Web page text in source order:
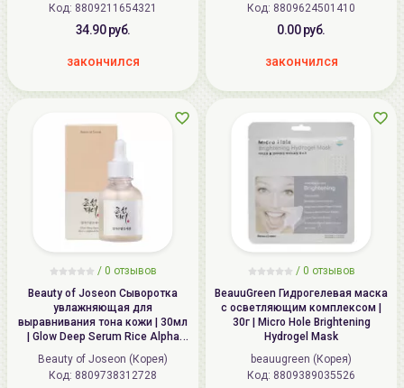
Код: 8809211654321
34.90 руб.
закончился
(Корея)
Код: 8809624501410
0.00 руб.
закончился
/ 0 отзывов
Beauty of Joseon Сыворотка
увлажняющая для
выравнивания тона кожи | 30мл
| Glow Deep Serum Rice Alpha
Beauty of Joseon (Корея)
Код: 8809738312728
/ 0 отзывов
BeauuGreen Гидрогелевая маска
с осветляющим комплексом |
30г | Micro Hole Brightening
Hydrogel Mask
beauugreen (Корея)
Код: 8809389035526